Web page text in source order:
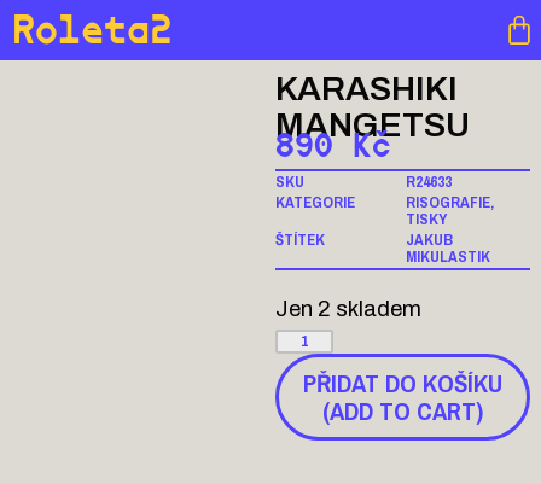
Roleta2
KARASHIKI
MANGETSU
890 Kč
SKU
R24633
KATEGORIE
RISOGRAFIE,
TISKY
ŠTÍTEK
JAKUB
MIKULASTIK
Jen 2 skladem
PŘIDAT DO KOŠÍKU
(ADD TO CART)